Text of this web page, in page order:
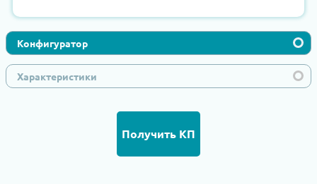
Конфигуратор
Характеристики
Получить КП